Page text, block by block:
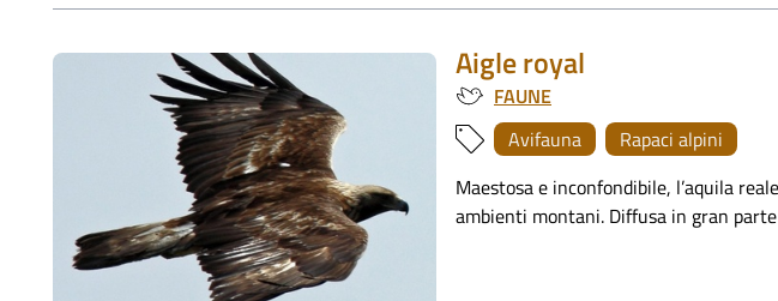
Aigle royal
FAUNE
Avifauna
Rapaci alpini
Maestosa e inconfondibile, l’aquila
ambienti montani. Diffusa in gran